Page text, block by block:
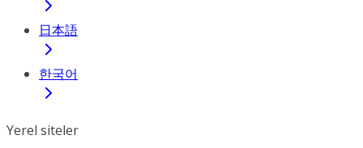
日本語
한국어
Yerel siteler